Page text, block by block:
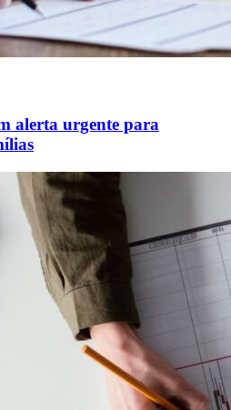
alerta urgente para